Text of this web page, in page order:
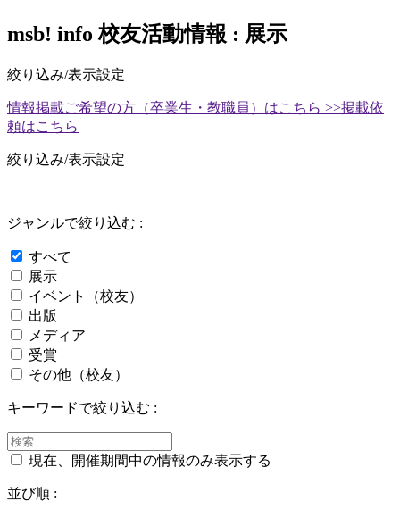
msb! info 校友活動情報 : 展示
絞り込み/表示設定
情報掲載ご希望の方（卒業生・教職員）はこちら >>掲載依
頼はこちら
絞り込み/表示設定
ジャンルで絞り込む :
すべて
展示
イベント（校友）
出版
メディア
受賞
その他（校友）
キーワードで絞り込む :
現在、開催期間中の情報のみ表示する
並び順 :